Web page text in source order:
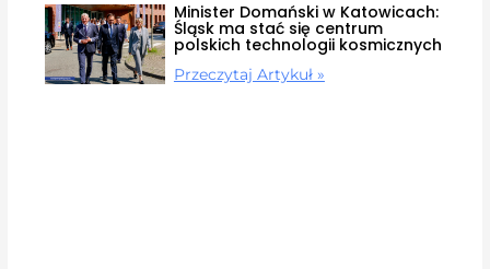
Minister Domański w Katowicach:
Śląsk ma stać się centrum
polskich technologii kosmicznych
Przeczytaj Artykuł »